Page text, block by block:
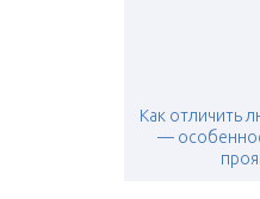
Как отличить
—